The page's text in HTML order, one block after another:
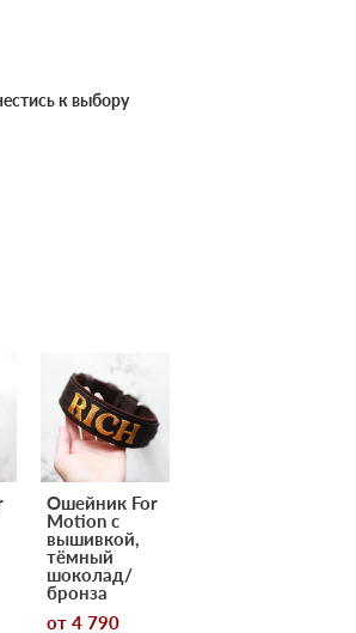
к выбору
Ошейник For
Motion с
вышивкой,
тёмный
шоколад/
бронза
от 4 790